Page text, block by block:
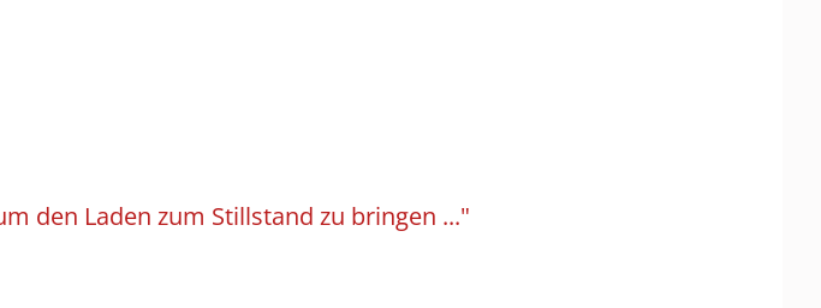
den Laden zum Stillstand zu bringen ..."